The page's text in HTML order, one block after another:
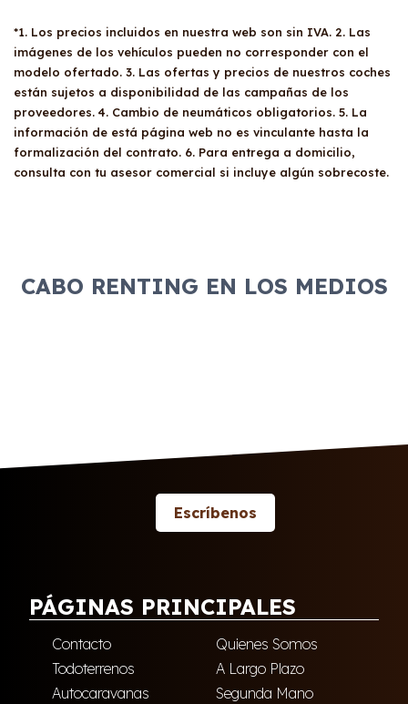
acordado.
*1. Los precios incluidos en nuestra web son sin IVA. 2. Las
imágenes de los vehículos pueden no corresponder con el
modelo ofertado. 3. Las ofertas y precios de nuestros coches
están sujetos a disponibilidad de las campañas de los
proveedores. 4. Cambio de neumáticos obligatorios. 5. La
información de está página web no es vinculante hasta la
formalización del contrato. 6. Para entrega a domicilio,
consulta con tu asesor comercial si incluye algún sobrecoste.
CABO RENTING EN LOS MEDIOS
Escríbenos
PÁGINAS PRINCIPALES
Contacto
Quienes Somos
Todoterrenos
A Largo Plazo
Autocaravanas
Segunda Mano